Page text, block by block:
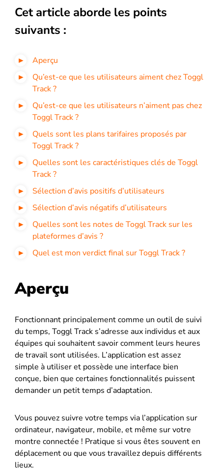
Cet article aborde les points
suivants :
Aperçu
Qu’est-ce que les utilisateurs aiment chez Toggl
Track ?
Qu’est-ce que les utilisateurs n’aiment pas chez
Toggl Track ?
Quels sont les plans tarifaires proposés par
Toggl Track ?
Quelles sont les caractéristiques clés de Toggl
Track ?
Sélection d’avis positifs d’utilisateurs
Sélection d’avis négatifs d’utilisateurs
Quelles sont les notes de Toggl Track sur les
plateformes d’avis ?
Quel est mon verdict final sur Toggl Track ?
Aperçu
Fonctionnant principalement comme un outil de suivi
du temps, Toggl Track s’adresse aux individus et aux
équipes qui souhaitent savoir comment leurs heures
de travail sont utilisées. L’application est assez
simple à utiliser et possède une interface bien
conçue, bien que certaines fonctionnalités puissent
demander un petit temps d’adaptation.
Vous pouvez suivre votre temps via l’application sur
ordinateur, navigateur, mobile, et même sur votre
montre connectée ! Pratique si vous êtes souvent en
déplacement ou que vous travaillez depuis différents
lieux.